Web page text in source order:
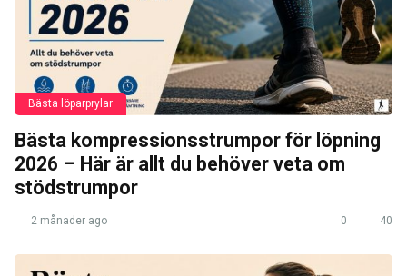
Bästa löparprylar
Bästa kompressionsstrumpor för löpning
2026 – Här är allt du behöver veta om
stödstrumpor
2 månader ago 0 40